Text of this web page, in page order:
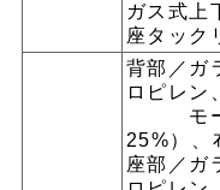
ガス式上
座タック
背部／ガ
ロピレン
モール
25%）、
座部／ガ